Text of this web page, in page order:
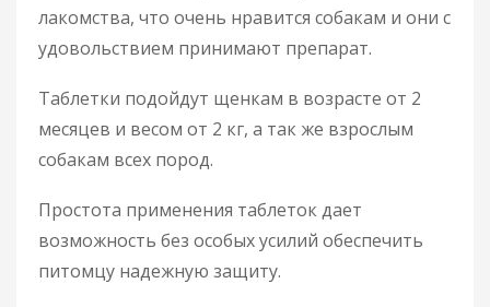
лакомства, что очень нравится собакам и они с
удовольствием принимают препарат.
Таблетки подойдут щенкам в возрасте от 2
месяцев и весом от 2 кг, а так же взрослым
собакам всех пород.
Простота применения таблеток дает
возможность без особых усилий обеспечить
питомцу надежную защиту.